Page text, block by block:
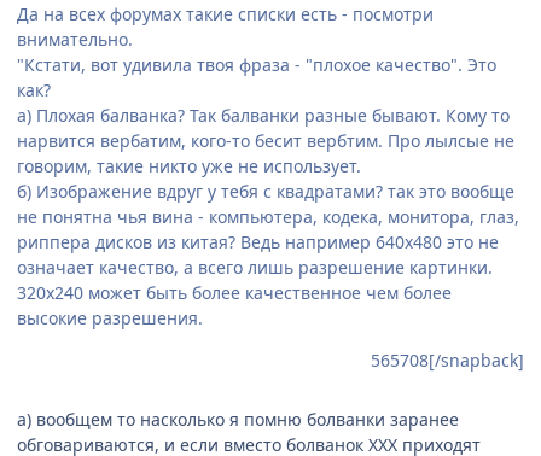
Да на всех форумах такие списки есть - посмотри
внимательно.
"Кстати, вот удивила твоя фраза - "плохое качество". Это
как?
а) Плохая балванка? Так балванки разные бывают. Кому то
нарвится вербатим, кого-то бесит вербтим. Про лылсые не
говорим, такие никто уже не использует.
б) Изображение вдруг у тебя с квадратами? так это вообще
не понятна чья вина - компьютера, кодека, монитора, глаз,
риппера дисков из китая? Ведь например 640х480 это не
означает качество, а всего лишь разрешение картинки.
320х240 может быть более качественное чем более
высокие разрешения.
565708[/snapback]
а) вообщем то насколько я помню болванки заранее
обговариваются, и если вместо болванок XXX приходят